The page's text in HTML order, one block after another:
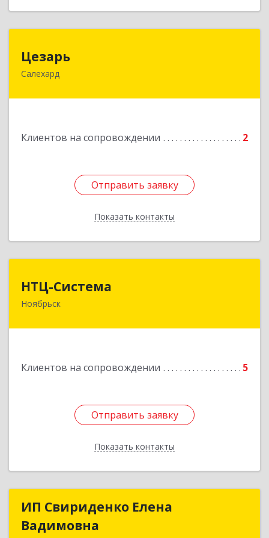
Цезарь
Салехард
Клиентов на сопровождении 2
Отправить заявку
Показать контакты
629008, Ямало-Ненецкий АО, Салехард г,
Отправить заявку
Назад
НТЦ-Система
Ноябрьск
Клиентов на сопровождении 5
Отправить заявку
Показать контакты
629804, Ямало-Ненецкий АО, Ноябрьск г, 60 лет
Отправить заявку
Назад
ИП Свириденко Елена
Вадимовна
ИП Свириденко Елена